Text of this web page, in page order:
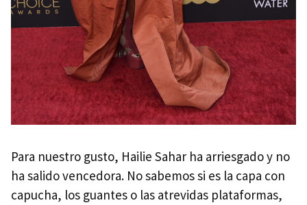
Para nuestro gusto, Hailie Sahar ha arriesgado y no
ha salido vencedora. No sabemos si es la capa con
capucha, los guantes o las atrevidas plataformas,